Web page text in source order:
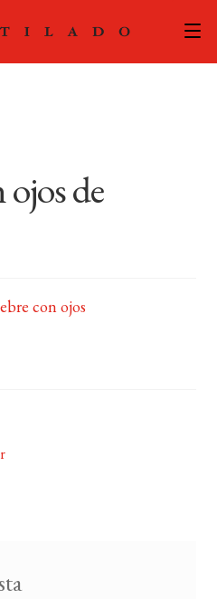
RIGHTS
BUSCAR
de